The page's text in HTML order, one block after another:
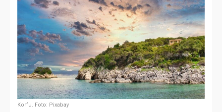
Korfu. Foto: Pixabay